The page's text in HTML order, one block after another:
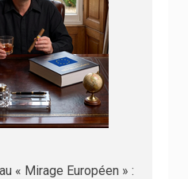
« Mirage Européen » :